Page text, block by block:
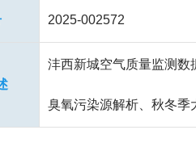
2025-002572
沣西新城空气质量监测数
臭氧污染源解析、秋冬季